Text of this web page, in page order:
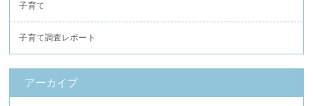
子育て
子育て調査レポート
アーカイブ